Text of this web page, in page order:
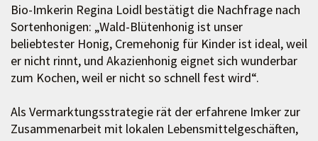
Bio-Imkerin Regina Loidl bestätigt die Nachfrage nach
Sortenhonigen: „Wald-Blütenhonig ist unser
beliebtester Honig, Cremehonig für Kinder ist ideal, weil
er nicht rinnt, und Akazienhonig eignet sich wunderbar
zum Kochen, weil er nicht so schnell fest wird“.
Als Vermarktungsstrategie rät der erfahrene Imker zur
Zusammenarbeit mit lokalen Lebensmittelgeschäften,